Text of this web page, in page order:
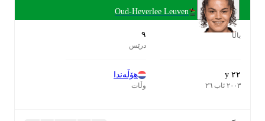
Oud-Heverlee Leuven
درێس
هۆڵەندا